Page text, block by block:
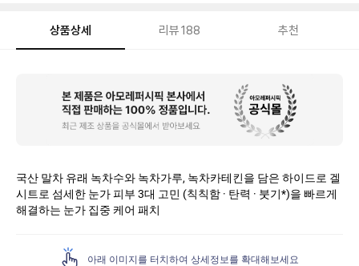
상품상세 리뷰188 추천
국산 말차 유래 녹차수와 녹차가루, 녹차카테킨을 담은 하이드로 겔
시트로 섬세한 눈가 피부 3대 고민 (칙칙함 · 탄력 · 붓기*)을 빠르게
해결하는 눈가 집중 케어 패치
아래 이미지를 터치하여 상세정보를 확대해보세요